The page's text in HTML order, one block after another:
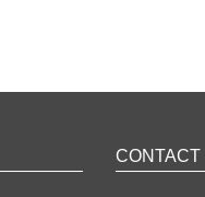
CONTACT